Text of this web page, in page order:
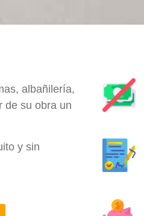
albañilería,
de su obra un
y sin